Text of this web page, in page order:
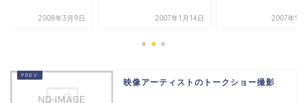
2008年3月9日 2007年1月14日 2007年9
映像アーティストのトークショー撮影